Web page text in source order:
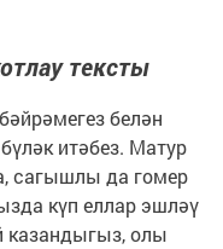
тексты
белән
итәбез. Матур
сагышлы да гомер
күп еллар эшләү
казандыгыз, олы